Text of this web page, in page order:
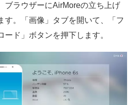
ブラウザーにAirMoreの立ち上げ
す。「画像」タブを開いて、「フ
ード」ボタンを押下します。